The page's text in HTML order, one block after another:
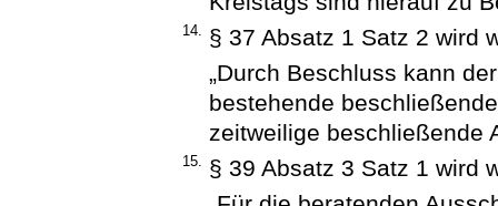
14. § 37 Absatz 1 Satz 2 wird
„Durch Beschluss kann
bestehende
zeitweilige beschließende
15. § 39 Absatz 3 Satz 1 wird